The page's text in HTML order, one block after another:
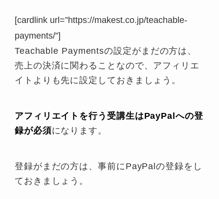
③Add Affiliatesをクリック
[cardlink url=”https://makest.co.jp/teachable-
payments/”]
Teachable Paymentsの設定がまだの方は、
売上の決済に関わることなので、アフィリエ
イトよりも先に設定しておきましょう。
アフィリエイトを行う受講生はPayPalへの登
録が必須になります。
登録がまだの方は、事前にPayPalの登録をし
ておきましょう。